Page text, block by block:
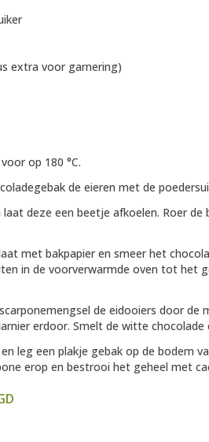
extra voor garnering)
op 180 °C.
de eieren met de
deze een beetje afkoelen. Roer
met bakpapier en smeer het
in de voorverwarmde oven tot het
de eidooiers door de
erdoor. Smelt de witte
leg een plakje gebak op de bodem
erop en bestrooi het geheel met